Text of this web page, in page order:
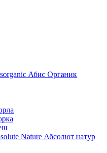
Абис Органик
Абсолют натур